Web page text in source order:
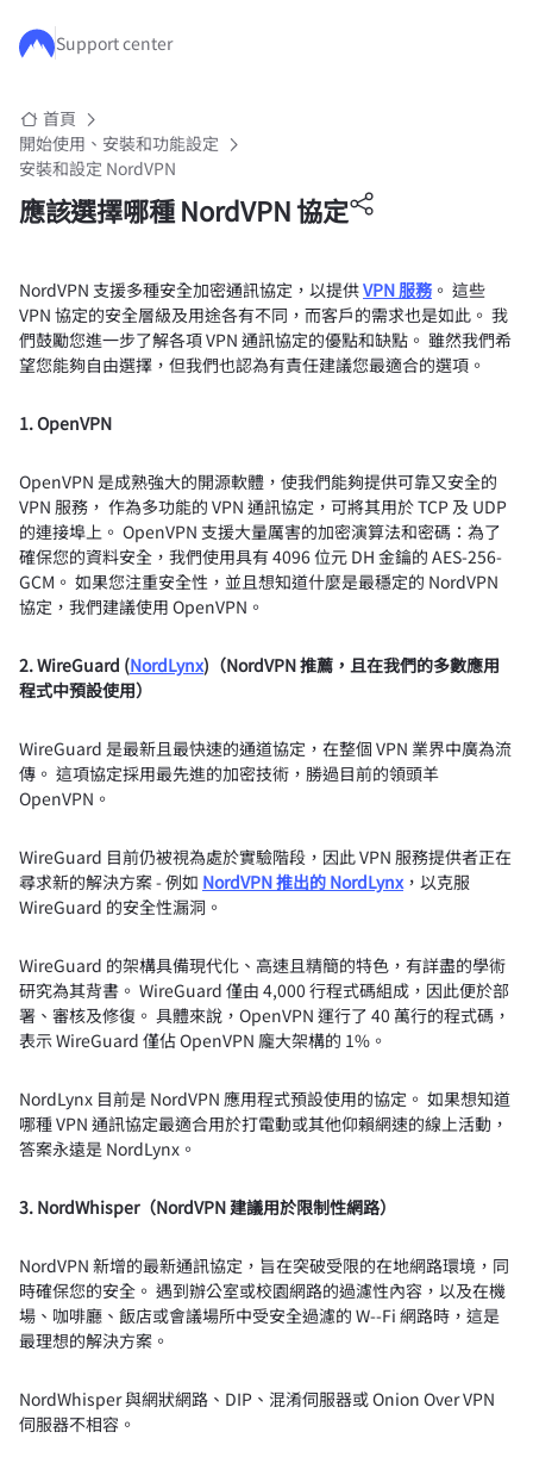
跳至主要內容
Support center
首頁
開始使用、安裝和功能設定
安裝和設定 NordVPN
應該選擇哪種 NordVPN 協定
NordVPN 支援多種安全加密通訊協定，以提供VPN 服務 。 這些
VPN 協定的安全層級及用途各有不同，而客戶的需求也是如此。 我
們鼓勵您進一步了解各項 VPN 通訊協定的優點和缺點。 雖然我們希
望您能夠自由選擇，但我們也認為有責任建議您最適合的選項。
1. OpenVPN
OpenVPN 是成熟強大的開源軟體，使我們能夠提供可靠又安全的
VPN 服務， 作為多功能的 VPN 通訊協定，可將其用於 TCP 及 UDP
的連接埠上。 OpenVPN 支援大量厲害的加密演算法和密碼：為了
確保您的資料安全，我們使用具有 4096 位元 DH 金鑰的 AES-256-
GCM。 如果您注重安全性，並且想知道什麼是最穩定的 NordVPN
協定，我們建議使用 OpenVPN。
2. WireGuard (NordLynx)（NordVPN 推薦，且在我們的多數應用
程式中預設使用）
WireGuard 是最新且最快速的通道協定，在整個 VPN 業界中廣為流
傳。 這項協定採用最先進的加密技術，勝過目前的領頭羊
OpenVPN。
WireGuard 目前仍被視為處於實驗階段，因此 VPN 服務提供者正在
尋求新的解決方案 - 例如 NordVPN 推出的 NordLynx，以克服
WireGuard 的安全性漏洞。
WireGuard 的架構具備現代化、高速且精簡的特色，有詳盡的學術
研究為其背書。 WireGuard 僅由 4,000 行程式碼組成，因此便於部
署、審核及修復。 具體來說，OpenVPN 運行了 40 萬行的程式碼，
表示 WireGuard 僅佔 OpenVPN 龐大架構的 1%。
NordLynx 目前是 NordVPN 應用程式預設使用的協定。 如果想知道
哪種 VPN 通訊協定最適合用於打電動或其他仰賴網速的線上活動，
答案永遠是 NordLynx。
3. NordWhisper（NordVPN 建議用於限制性網路）
NordVPN 新增的最新通訊協定，旨在突破受限的在地網路環境，同
時確保您的安全。 遇到辦公室或校園網路的過濾性內容，以及在機
場、咖啡廳、飯店或會議場所中受安全過濾的 W--Fi 網路時，這是
最理想的解決方案。
NordWhisper 與網狀網路、DIP、混淆伺服器或 Onion Over VPN
伺服器不相容。